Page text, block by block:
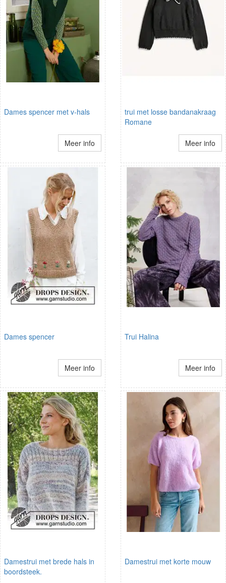
Dames spencer met v-hals
Meer info
trui met losse bandanakraag
Romane
Meer info
Dames spencer
Meer info
Trui Halina
Meer info
Damestrui met brede hals in
boordsteek.
Damestrui met korte mouw